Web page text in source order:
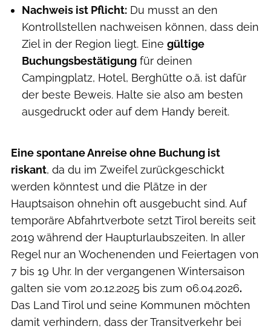
Nachweis ist Pflicht: Du musst an den
Kontrollstellen nachweisen können, dass dein
Ziel in der Region liegt. Eine gültige
Buchungsbestätigung für deinen
Campingplatz, Hotel, Berghütte o.ä. ist dafür
der beste Beweis. Halte sie also am besten
ausgedruckt oder auf dem Handy bereit.
Eine spontane Anreise ohne Buchung ist
riskant, da du im Zweifel zurückgeschickt
werden könntest und die Plätze in der
Hauptsaison ohnehin oft ausgebucht sind. Auf
temporäre Abfahrtverbote setzt Tirol bereits seit
2019 während der Haupturlaubszeiten. In aller
Regel nur an Wochenenden und Feiertagen von
7 bis 19 Uhr. In der vergangenen Wintersaison
galten sie vom 20.12.2025 bis zum 06.04.2026.
Das Land Tirol und seine Kommunen möchten
damit verhindern, dass der Transitverkehr bei